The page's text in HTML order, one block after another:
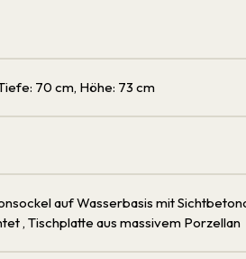
70 cm, Höhe: 73 cm
auf Wasserbasis mit
, Tischplatte aus massivem Porzellan